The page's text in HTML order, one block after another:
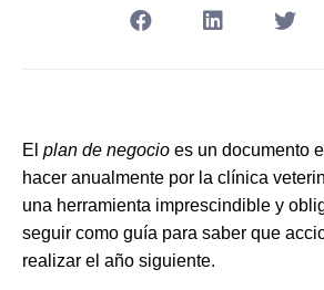
El plan de negocio es un documento
hacer anualmente por la clínica
una herramienta imprescindible y
seguir como guía para saber que
realizar el año siguiente.